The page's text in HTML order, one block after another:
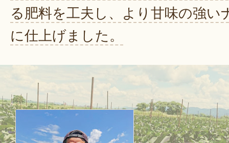
る肥料を工夫し、より甘味の強い
に仕上げました。